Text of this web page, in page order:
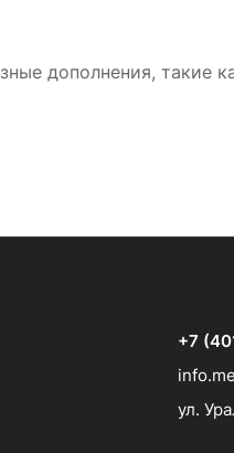
дополнения, такие
+7
ул.